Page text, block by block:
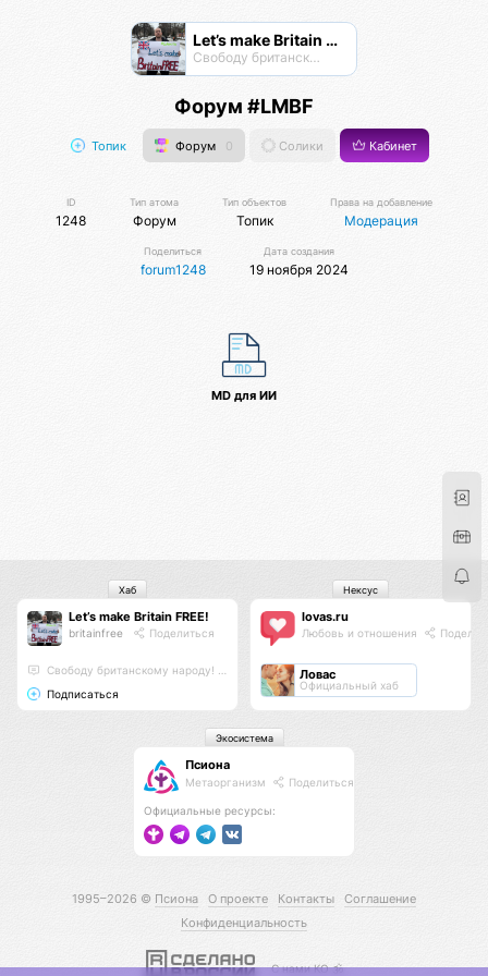
Let’s make Britain FREE!
Свободу британскому народу! #letsmakebritainfree #lmbf
Форум #LMBF
Топик Форум 0 Солики Кабинет
ID
1248
Тип атома
Форум
Тип объектов
Топик
Права на добавление
Модерация
Поделиться
forum1248
Дата создания
19 ноября 2024
MD для ИИ
Let’s make Britain FREE!
britainfree Поделиться
Свободу британскому народу! #letsmakebritainfree #lmbf
Подписаться
Хаб
lovas.ru
Любовь и отношения
Ловас
Официальный хаб
Нексус
Псиона
Метаорганизм Поделиться
Официальные ресурсы:
Экосистема
1995–2026 © Псиона О проекте Контакты
Соглашение
Конфиденциальность
С нами КО 🕉️